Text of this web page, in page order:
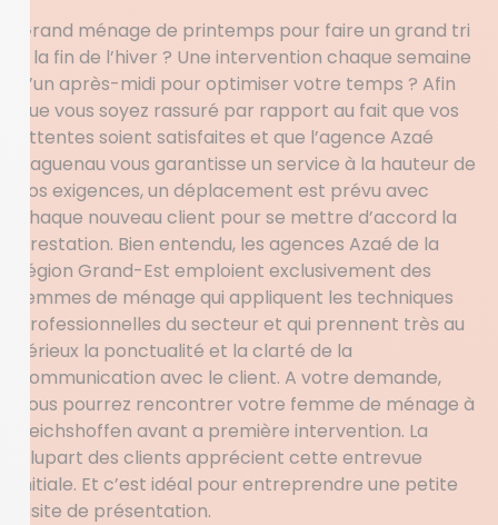
Grand ménage de printemps pour faire un grand tri
à la fin de l’hiver ? Une intervention chaque semaine
d’un après-midi pour optimiser votre temps ? Afin
que vous soyez rassuré par rapport au fait que vos
attentes soient satisfaites et que l’agence Azaé
Haguenau vous garantisse un service à la hauteur de
vos exigences, un déplacement est prévu avec
chaque nouveau client pour se mettre d’accord la
prestation. Bien entendu, les agences Azaé de la
région Grand-Est emploient exclusivement des
femmes de ménage qui appliquent les techniques
professionnelles du secteur et qui prennent très au
sérieux la ponctualité et la clarté de la
communication avec le client. A votre demande,
vous pourrez rencontrer votre femme de ménage à
Reichshoffen avant a première intervention. La
plupart des clients apprécient cette entrevue
initiale. Et c’est idéal pour entreprendre une petite
visite de présentation.